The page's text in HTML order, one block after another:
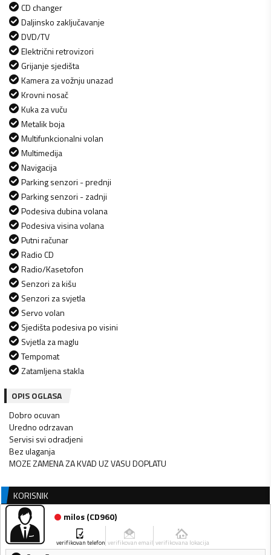
CD changer
Daljinsko zaključavanje
DVD/TV
Električni retrovizori
Grijanje sjedišta
Kamera za vožnju unazad
Krovni nosač
Kuka za vuču
Metalik boja
Multifunkcionalni volan
Multimedija
Navigacija
Parking senzori - prednji
Parking senzori - zadnji
Podesiva dubina volana
Podesiva visina volana
Putni računar
Radio CD
Radio/Kasetofon
Senzori za kišu
Senzori za svjetla
Servo volan
Sjedišta podesiva po visini
Svjetla za maglu
Tempomat
Zatamljena stakla
OPIS OGLASA
Dobro ocuvan
Uredno odrzavan
Servisi svi odradjeni
Bez ulaganja
MOZE ZAMENA ZA KVAD UZ VASU DOPLATU
KORISNIK
milos(CD960)
verifikovan telefon verifikovan email verifikovana lokacija